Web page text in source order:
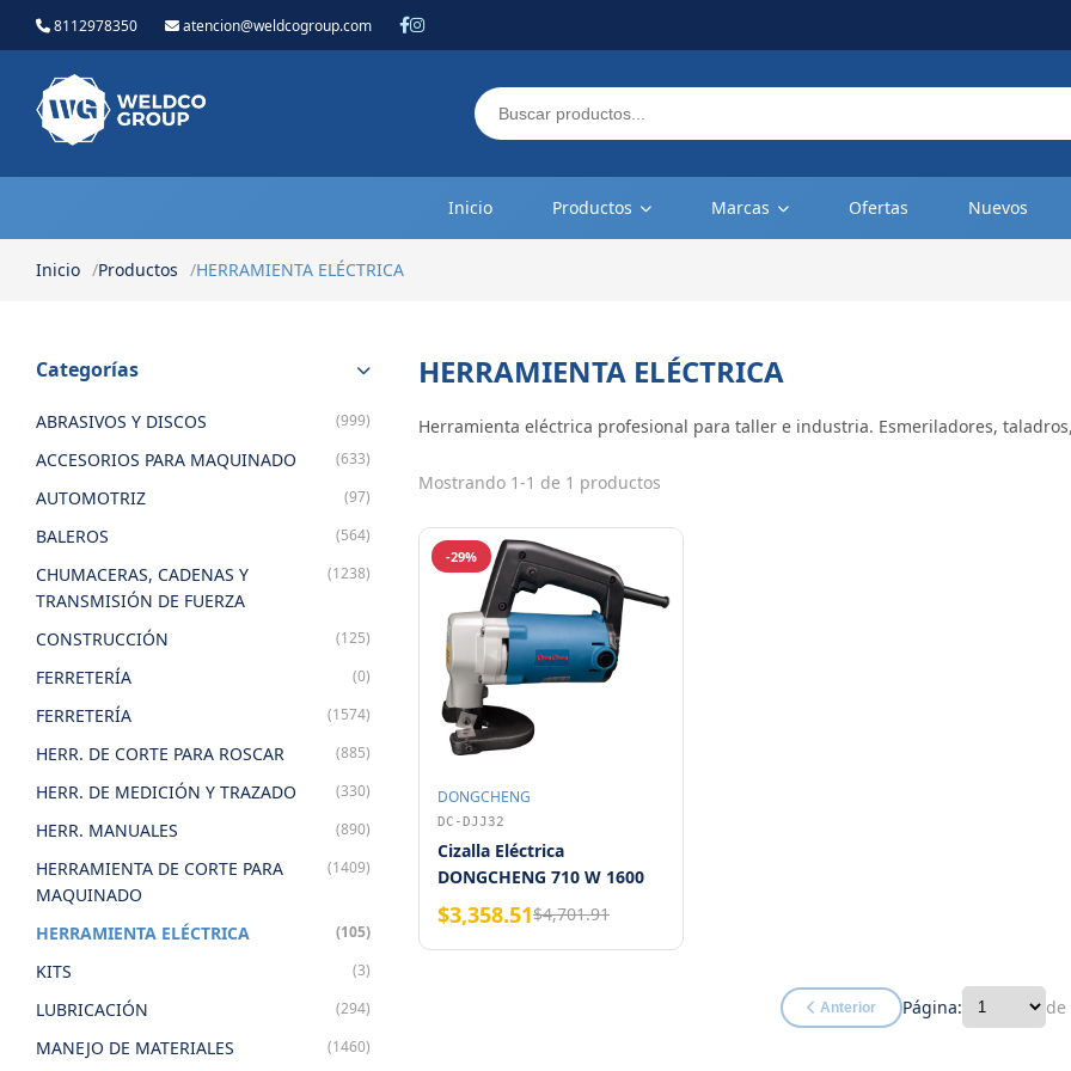
8112978350 atencion@weldcogroup.com
Inicio Productos Marcas Ofertas Nuevos
Inicio Productos HERRAMIENTA ELÉCTRICA
Categorías
ABRASIVOS Y DISCOS (999)
ACCESORIOS PARA MAQUINADO (633)
AUTOMOTRIZ (97)
BALEROS (564)
CHUMACERAS, CADENAS Y
TRANSMISIÓN DE FUERZA
(1238)
CONSTRUCCIÓN (125)
FERRETERÍA (0)
FERRETERÍA (1574)
HERR. DE CORTE PARA ROSCAR (885)
HERR. DE MEDICIÓN Y TRAZADO (330)
HERR. MANUALES (890)
HERRAMIENTA DE CORTE PARA
MAQUINADO
(1409)
HERRAMIENTA ELÉCTRICA (105)
KITS (3)
LUBRICACIÓN (294)
MANEJO DE MATERIALES (1460)
HERRAMIENTA ELÉCTRICA
Herramienta eléctrica profesional para taller e industria. Esmeriladores,
Mostrando 1-1 de 1 productos
-29%
DONGCHENG
DC-DJJ32
Cizalla Eléctrica
DONGCHENG 710 W 1600
SPM
$3,358.51$4,701.91
Anterior Página: de